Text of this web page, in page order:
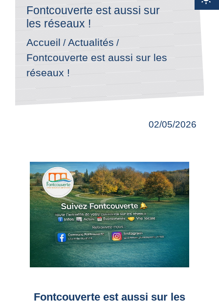
Fontcouverte est aussi sur
les réseaux !
Accueil /Actualités /
Fontcouverte est aussi sur les
réseaux !
02/05/2026
Fontcouverte est aussi sur les